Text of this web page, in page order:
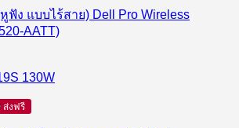
ฟัง แบบไร้สาย) Dell Pro Wireless
AATT)
฿.
ส่งฟรี